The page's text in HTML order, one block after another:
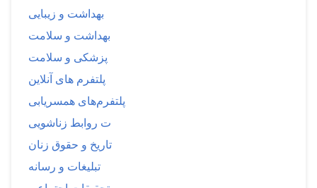
بهداشت و زیبایی
بهداشت و سلامت
پزشکی و سلامت
پلتفرم های آنلاین
پلتفرم‌های همسریابی
ت روابط زناشویی
تاریخ و حقوق زنان
تبلیغات و رسانه